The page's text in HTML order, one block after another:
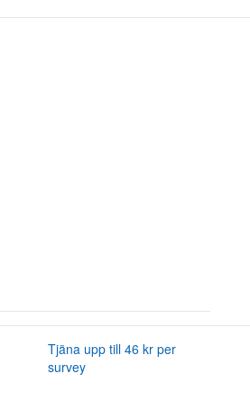
Tjäna upp till 46 kr per
survey